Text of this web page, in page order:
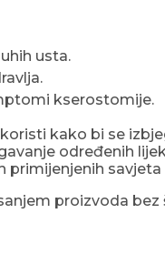
usta.
kserostomije.
kako bi se
određenih
proizvoda